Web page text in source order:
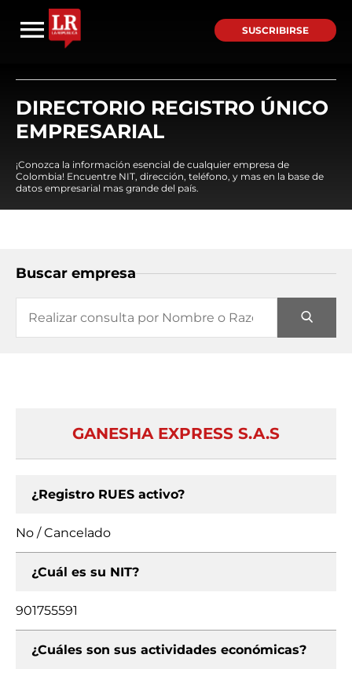
SUSCRIBIRSE
DIRECTORIO REGISTRO ÚNICO
EMPRESARIAL
¡Conozca la información esencial de cualquier empresa de
Colombia! Encuentre NIT, dirección, teléfono, y mas en la base de
datos empresarial mas grande del país.
Buscar empresa
GANESHA EXPRESS S.A.S
¿Registro RUES activo?
No / Cancelado
¿Cuál es su NIT?
901755591
¿Cuáles son sus actividades económicas?